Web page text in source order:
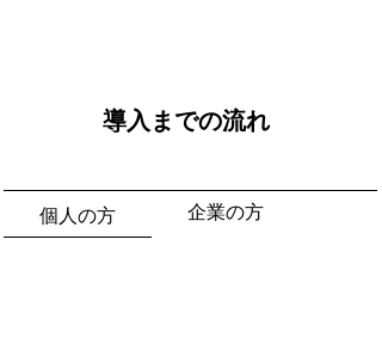
導入までの流れ
個人の方 企業の方